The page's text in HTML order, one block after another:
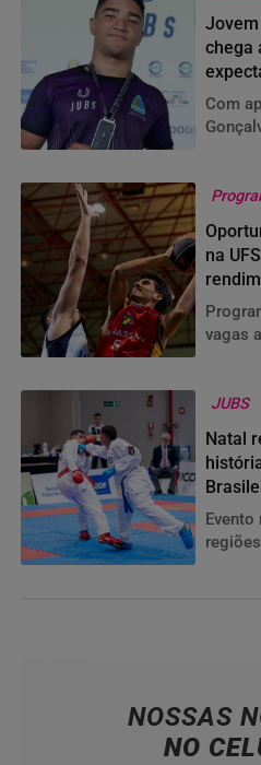
chega
Com
na
vagas
JUBS
Natal
Evento
NOSSAS
NO